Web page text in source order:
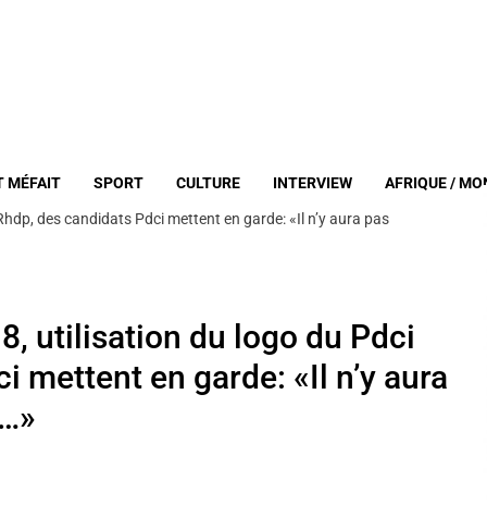
MÉFAIT SPORT CULTURE INTERVIEW AFRIQUE /
des candidats Pdci mettent en garde: «Il n’y aura pas
utilisation du logo du Pdci
mettent en garde: «Il n’y aura